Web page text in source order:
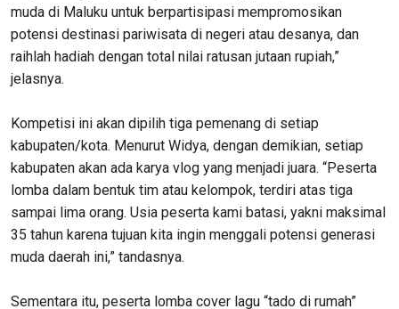
muda di Maluku untuk berpartisipasi mempromosikan
potensi destinasi pariwisata di negeri atau desanya, dan
raihlah hadiah dengan total nilai ratusan jutaan rupiah,”
jelasnya.
Kompetisi ini akan dipilih tiga pemenang di setiap
kabupaten/kota. Menurut Widya, dengan demikian, setiap
kabupaten akan ada karya vlog yang menjadi juara. “Peserta
lomba dalam bentuk tim atau kelompok, terdiri atas tiga
sampai lima orang. Usia peserta kami batasi, yakni maksimal
35 tahun karena tujuan kita ingin menggali potensi generasi
muda daerah ini,” tandasnya.
Sementara itu, peserta lomba cover lagu “tado di rumah”